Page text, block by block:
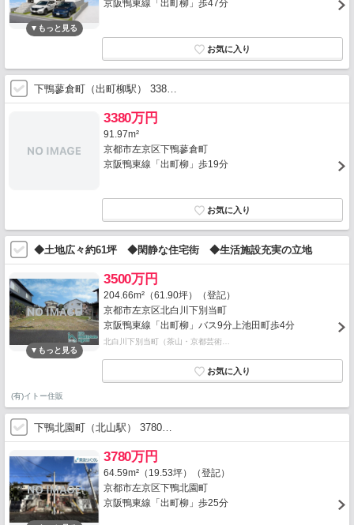
京阪鴨東線「出町柳」歩47分
下鴨蓼倉町（出町柳駅） 338…
3380万円
91.97m²
京都市左京区下鴨蓼倉町
京阪鴨東線「出町柳」歩19分
◆土地広々約61坪 ◆閑静な住宅街 ◆生活施設充実の立地
3500万円
204.66m²（61.90坪）（登記）
京都市左京区北白川下別当町
京阪鴨東線「出町柳」バス9分上池田町歩4分
北白川下別当町（茶山・京都芸術…
(有)イトー住販
下鴨北園町（北山駅） 3780…
3780万円
64.59m²（19.53坪）（登記）
京都市左京区下鴨北園町
京阪鴨東線「出町柳」歩25分